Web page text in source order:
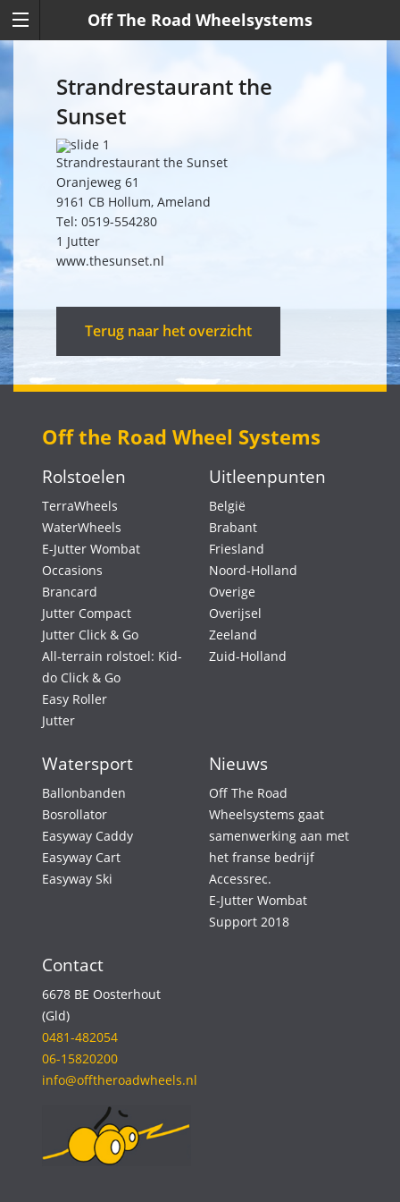
Off The Road Wheelsystems
Strandrestaurant the
Sunset
Strandrestaurant the Sunset
Oranjeweg 61
9161 CB Hollum, Ameland
Tel: 0519-554280
1 Jutter
www.thesunset.nl
Terug naar het overzicht
Off the Road Wheel Systems
Rolstoelen
TerraWheels
WaterWheels
E-Jutter Wombat
Occasions
Brancard
Jutter Compact
Jutter Click & Go
All-terrain rolstoel: Kid-
do Click & Go
Easy Roller
Jutter
Uitleenpunten
België
Brabant
Friesland
Noord-Holland
Overige
Overijsel
Zeeland
Zuid-Holland
Watersport
Ballonbanden
Bosrollator
Easyway Caddy
Easyway Cart
Easyway Ski
Nieuws
Off The Road
Wheelsystems gaat
samenwerking aan met
het franse bedrijf
Accessrec.
E-Jutter Wombat
Support 2018
Contact
6678 BE Oosterhout
(Gld)
0481-482054
06-15820200
info@offtheroadwheels.nl